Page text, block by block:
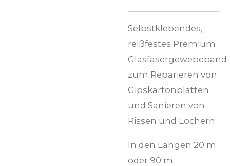
Selbstklebendes,
reißfestes Premium
Glasfasergewebeband
zum Reparieren von
Gipskartonplatten
und Sanieren von
Rissen und Löchern
In den Längen 20 m
oder 90 m.